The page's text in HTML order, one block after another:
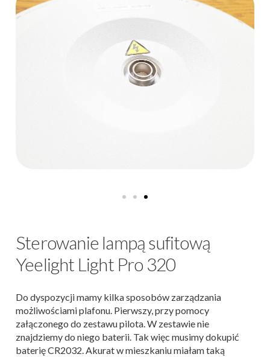
Sterowanie lampą sufitową
Yeelight Light Pro 320
Do dyspozycji mamy kilka sposobów zarządzania
możliwościami plafonu. Pierwszy, przy pomocy
załączonego do zestawu pilota. W zestawie nie
znajdziemy do niego baterii. Tak więc musimy dokupić
baterię CR2032. Akurat w mieszkaniu miałam taką